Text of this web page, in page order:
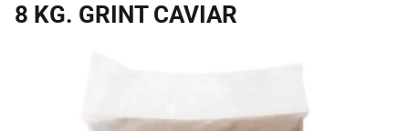
8 KG. GRINT CAVIAR